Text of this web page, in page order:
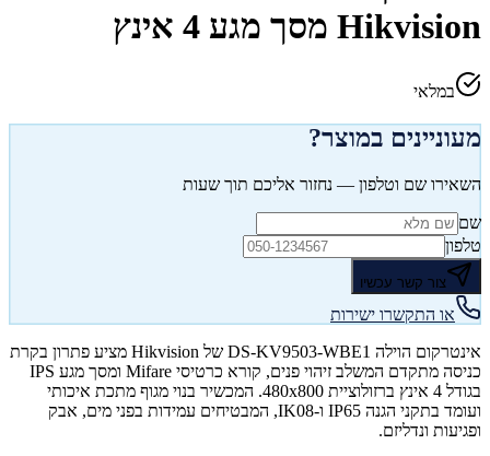
Hikvision מסך מגע 4 אינץ
במלאי
מעוניינים במוצר?
השאירו שם וטלפון — נחזור אליכם תוך שעות
שם
טלפון
צור קשר עכשיו
או התקשרו ישירות
אינטרקום הוילה DS-KV9503-WBE1 של Hikvision מציע פתרון בקרת
כניסה מתקדם המשלב זיהוי פנים, קורא כרטיסי Mifare ומסך מגע IPS
בגודל 4 אינץ ברזולוציית 480x800. המכשיר בנוי מגוף מתכת איכותי
ועומד בתקני הגנה IP65 ו-IK08, המבטיחים עמידות בפני מים, אבק
ופגיעות ונדליזם.